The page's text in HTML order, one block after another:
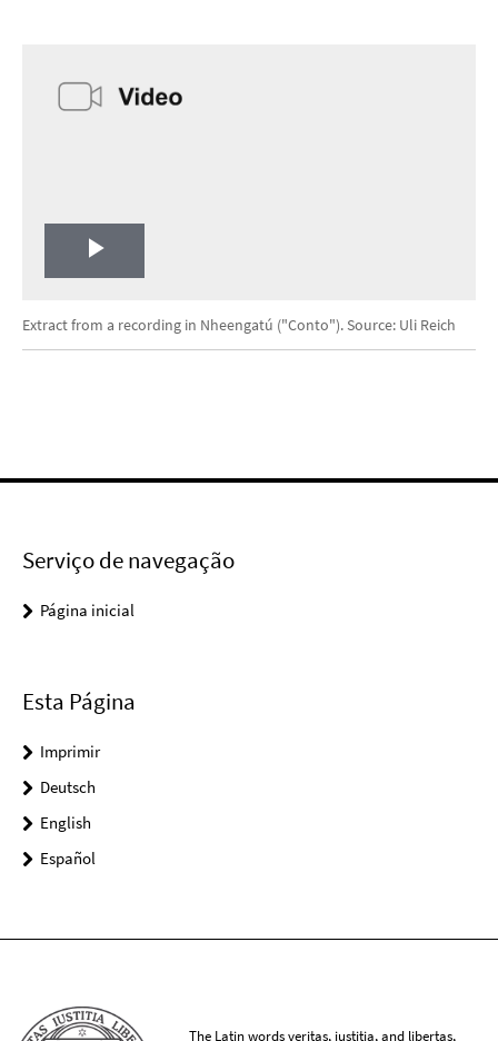
Play
Video
Extract from a recording in Nheengatú ("Conto"). Source: Uli Reich
Serviço de navegação
Página inicial
Esta Página
Imprimir
Deutsch
English
Español
The Latin words veritas, iustitia, and libertas,